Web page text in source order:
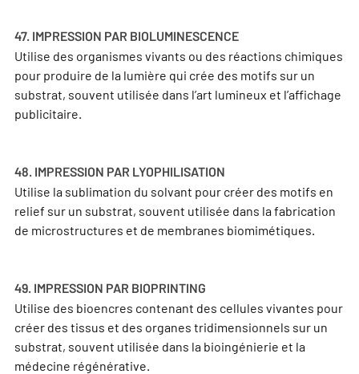
47. IMPRESSION PAR BIOLUMINESCENCE
Utilise des organismes vivants ou des réactions chimiques
pour produire de la lumière qui crée des motifs sur un
substrat, souvent utilisée dans l’art lumineux et l’affichage
publicitaire.
48. IMPRESSION PAR LYOPHILISATION
Utilise la sublimation du solvant pour créer des motifs en
relief sur un substrat, souvent utilisée dans la fabrication
de microstructures et de membranes biomimétiques.
49. IMPRESSION PAR BIOPRINTING
Utilise des bioencres contenant des cellules vivantes pour
créer des tissus et des organes tridimensionnels sur un
substrat, souvent utilisée dans la bioingénierie et la
médecine régénérative.